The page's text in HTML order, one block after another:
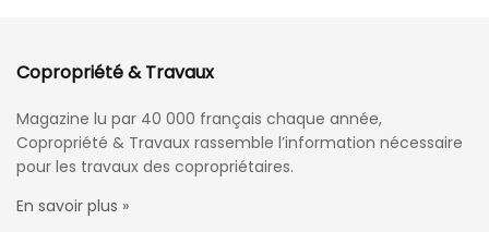
Copropriété & Travaux
Magazine lu par 40 000 français chaque année,
Copropriété & Travaux rassemble l’information nécessaire
pour les travaux des copropriétaires.
En savoir plus »